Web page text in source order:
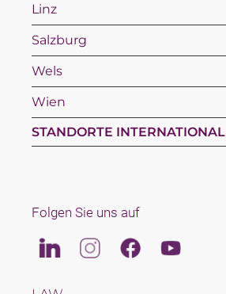
Linz
Salzburg
Wels
Wien
STANDORTE INTERNATIONAL
Folgen Sie uns auf
LinkedinInstagramFacebookYoutube